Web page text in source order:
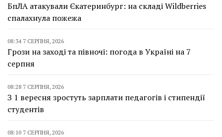
БпЛА атакували Єкатеринбург: на складі Wildberries
спалахнула пожежа
08:34 7 СЕРПНЯ, 2026
Грози на заході та півночі: погода в Україні на 7
серпня
08:28 7 СЕРПНЯ, 2026
З 1 вересня зростуть зарплати педагогів і стипендії
студентів
08:10 7 СЕРПНЯ, 2026